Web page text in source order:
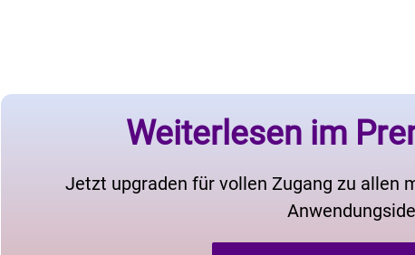
Weiterlesen im
Jetzt upgraden für vollen Zugang zu allen